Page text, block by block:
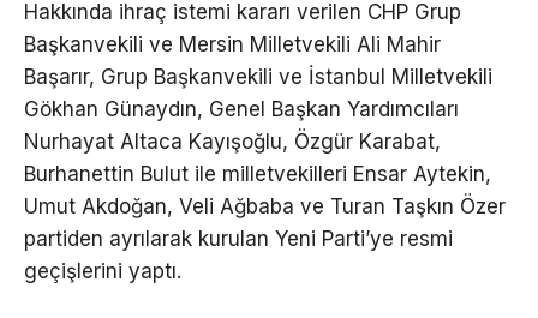
Hakkında ihraç istemi kararı verilen CHP Grup
Başkanvekili ve Mersin Milletvekili Ali Mahir
Başarır, Grup Başkanvekili ve İstanbul Milletvekili
Gökhan Günaydın, Genel Başkan Yardımcıları
Nurhayat Altaca Kayışoğlu, Özgür Karabat,
Burhanettin Bulut ile milletvekilleri Ensar Aytekin,
Umut Akdoğan, Veli Ağbaba ve Turan Taşkın Özer
partiden ayrılarak kurulan Yeni Parti’ye resmi
geçişlerini yaptı.